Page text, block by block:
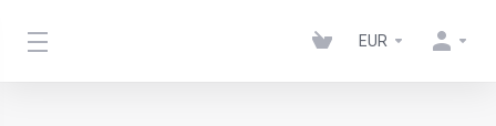
EUR